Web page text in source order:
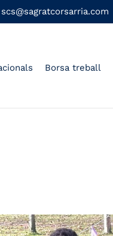
scs@sagratcorsarria.com
Borsa treball